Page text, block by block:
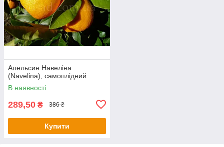
Апельсин Навеліна
(Navelina), самоплідний
В наявності
289,50 ₴ 386 ₴
Купити